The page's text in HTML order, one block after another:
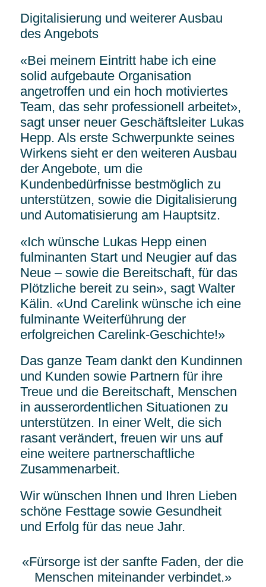
Digitalisierung und weiterer Ausbau
des Angebots
«Bei meinem Eintritt habe ich eine
solid aufgebaute Organisation
angetroffen und ein hoch motiviertes
Team, das sehr professionell arbeitet»,
sagt unser neuer Geschäftsleiter Lukas
Hepp. Als erste Schwerpunkte seines
Wirkens sieht er den weiteren Ausbau
der Angebote, um die
Kundenbedürfnisse bestmöglich zu
unterstützen, sowie die Digitalisierung
und Automatisierung am Hauptsitz.
«Ich wünsche Lukas Hepp einen
fulminanten Start und Neugier auf das
Neue – sowie die Bereitschaft, für das
Plötzliche bereit zu sein», sagt Walter
Kälin. «Und Carelink wünsche ich eine
fulminante Weiterführung der
erfolgreichen Carelink-Geschichte!»
Das ganze Team dankt den Kundinnen
und Kunden sowie Partnern für ihre
Treue und die Bereitschaft, Menschen
in ausserordentlichen Situationen zu
unterstützen. In einer Welt, die sich
rasant verändert, freuen wir uns auf
eine weitere partnerschaftliche
Zusammenarbeit.
Wir wünschen Ihnen und Ihren Lieben
schöne Festtage sowie Gesundheit
und Erfolg für das neue Jahr.
«Fürsorge ist der sanfte Faden, der die
Menschen miteinander verbindet.»